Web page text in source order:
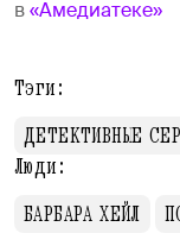
в«Амедиатеке»
Тэги:
ДЕТЕКТИВНЫЕ
Люди:
БАРБАРА ХЕЙЛ